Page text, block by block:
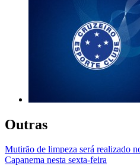
Outras
Mutirão de limpeza será realizado
Capanema nesta sexta-feira